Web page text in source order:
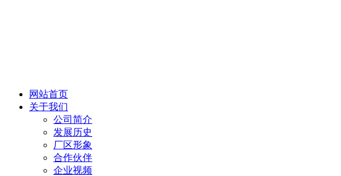
网站首页
关于我们
公司简介
发展历史
厂区形象
合作伙伴
企业视频